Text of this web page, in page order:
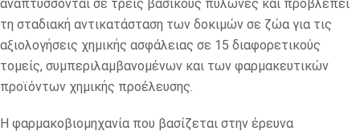
αναπτύσσονται σε τρεις βασικούς πυλώνες και προβλέπει
τη σταδιακή αντικατάσταση των δοκιμών σε ζώα για τις
αξιολογήσεις χημικής ασφάλειας σε 15 διαφορετικούς
τομείς, συμπεριλαμβανομένων και των φαρμακευτικών
προϊόντων χημικής προέλευσης.
Η φαρμακοβιομηχανία που βασίζεται στην έρευνα